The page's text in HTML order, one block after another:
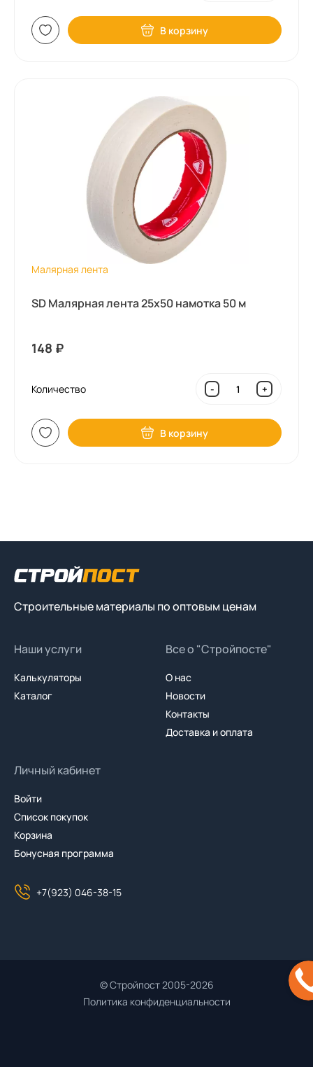
В корзину
Малярная лента
SD Малярная лента 25х50 намотка 50 м
148 ₽
Количество - +
В корзину
Строительные материалы по оптовым ценам
Наши услуги
Калькуляторы
Каталог
Все о "Стройпосте"
О нас
Новости
Контакты
Доставка и оплата
Личный кабинет
Войти
Список покупок
Корзина
Бонусная программа
+7(923) 046-38-15
© Стройпост 2005-2026
Политика конфиденциальности